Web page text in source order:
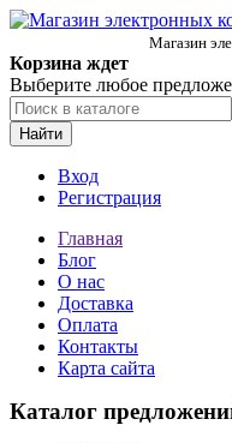
Магазин
Корзина ждет
Выберите любое
Найти
Вход
Регистрация
Главная
Блог
О нас
Доставка
Оплата
Контакты
Карта сайта
Каталог